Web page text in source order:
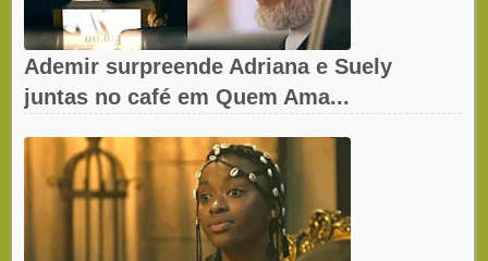
Ademir surpreende Adriana e Suely
juntas no café em Quem Ama...